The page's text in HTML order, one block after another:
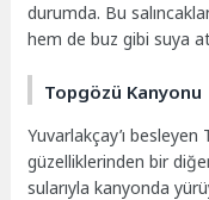
durumda. Bu
hem de buz gibi suya
Topgözü Kanyonu
Yuvarlakçay’ı
güzelliklerinden bir
sularıyla kanyonda